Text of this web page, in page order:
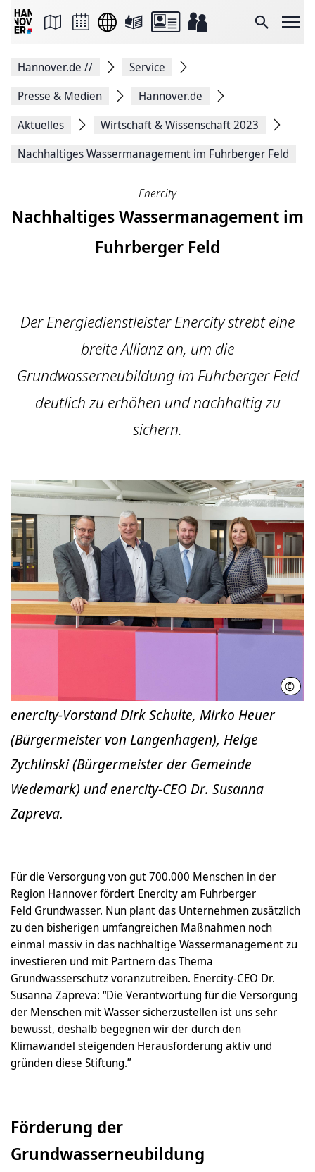
Suche
Seite
Facebook
teilen
Seitenlink
Seite
Hannover.de //
Service
Presse & Medien
Hannover.de
Aktuelles
Wirtschaft & Wissenschaft 2023
Nachhaltiges Wasser­manage­ment im Fuhr­berger Feld
Enercity
Nachhaltiges Wasser­manage­ment im
Fuhr­berger Feld
Der Energiedienstleister Enercity strebt eine
breite Allianz an, um die
Grundwasserneubildung im Fuhrberger Feld
deutlich zu erhöhen und nachhaltig zu
sichern.
© Tim
enercity-Vorstand Dirk Schulte, Mirko Heuer
(Bürgermeister von Langenhagen), Helge
Zychlinski (Bürgermeister der Gemeinde
Wedemark) und enercity-CEO Dr. Susanna
Zapreva.
Für die Versorgung von gut 700.000 Menschen in der
Region Hannover fördert Enercity am Fuhrberger
Feld Grundwasser. Nun plant das Unternehmen zusätzlich
zu den bisherigen umfangreichen Maßnahmen noch
einmal massiv in das nachhaltige Wassermanagement zu
investieren und mit Partnern das Thema
Grundwasserschutz voranzutreiben. Enercity-CEO Dr.
Susanna Zapreva: “Die Verantwortung für die Versorgung
der Menschen mit Wasser sicherzustellen ist uns sehr
bewusst, deshalb begegnen wir der durch den
Klimawandel steigenden Herausforderung aktiv und
gründen diese Stiftung.”
Förderung der
Grundwasserneubildung